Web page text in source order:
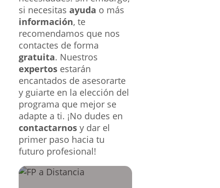
si necesitas ayuda o más
información, te
recomendamos que nos
contactes de forma
gratuita. Nuestros
expertos estarán
encantados de asesorarte
y guiarte en la elección del
programa que mejor se
adapte a ti. ¡No dudes en
contactarnos y dar el
primer paso hacia tu
futuro profesional!